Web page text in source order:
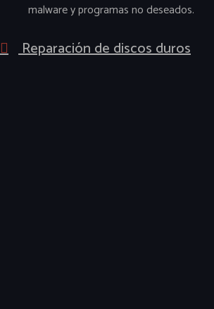
malware y programas no deseados.
Reparación de discos duros